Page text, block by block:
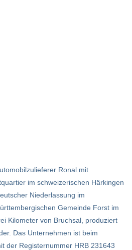
Ronal mit
im schweizerischen Härkingen
Niederlassung im
Gemeinde Forst im
Kilometer von Bruchsal, produziert
Das Unternehmen ist beim
der Registernummer HRB 231643